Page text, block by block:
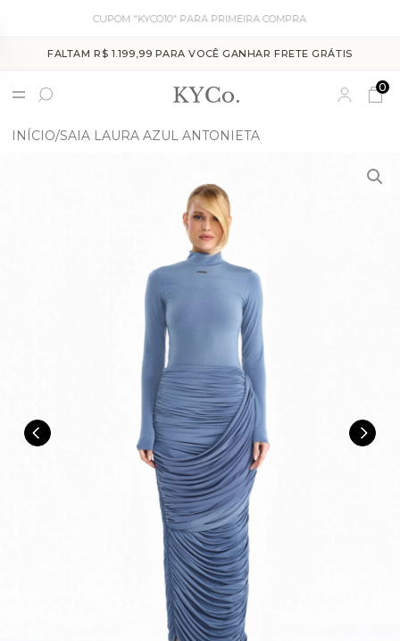
CUPOM "KYCO10" PARA PRIMEIRA COMPRA
FALTAM R$ 1.199,99 PARA VOCÊ GANHAR FRETE GRÁTIS
0
INÍCIO SAIA LAURA AZUL ANTONIETA